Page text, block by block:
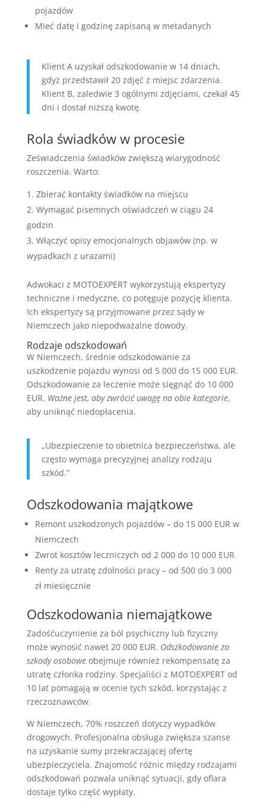
pojazdów
Mieć datę i godzinę zapisaną w metadanych
Klient A uzyskał odszkodowanie w 14 dniach,
gdyż przedstawił 20 zdjęć z miejsc zdarzenia.
Klient B, zaledwie 3 ogólnymi zdjęciami, czekał 45
dni i dostał niższą kwotę.
Rola świadków w procesie
Zeświadczenia świadków zwiększą wiarygodność
roszczenia. Warto:
Zbierać kontakty świadków na miejscu
Wymagać pisemnych oświadczeń w ciągu 24
godzin
Włączyć opisy emocjonalnych objawów (np. w
wypadkach z urazami)
Adwokaci z MOTOEXPERT wykorzystują ekspertyzy
techniczne i medyczne, co potęguje pozycję klienta.
Ich ekspertyzy są przyjmowane przez sądy w
Niemczech jako niepodważalne dowody.
Rodzaje odszkodowań
W Niemczech, średnie odszkodowanie za
uszkodzenie pojazdu wynosi od 5 000 do 15 000 EUR.
Odszkodowanie za leczenie może sięgnąć do 10 000
EUR. Ważne jest, aby zwrócić uwagę na obie kategorie,
aby uniknąć niedopłacenia.
„Ubezpieczenie to obietnica bezpieczeństwa, ale
często wymaga precyzyjnej analizy rodzaju
szkód.”
Odszkodowania majątkowe
Remont uszkodzonych pojazdów – do 15 000 EUR w
Niemczech
Zwrot kosztów leczniczych od 2 000 do 10 000 EUR
Renty za utratę zdolności pracy – od 500 do 3 000
zł miesięcznie
Odszkodowania niemajątkowe
Zadośćuczynienie za ból psychiczny lub fizyczny
może wynosić nawet 20 000 EUR. Odszkodowanie za
szkody osoboweobejmuje również rekompensatę za
utratę członka rodziny. Specjaliści z MOTOEXPERT od
10 lat pomagają w ocenie tych szkód, korzystając z
rzeczoznawców.
W Niemczech, 70% roszczeń dotyczy wypadków
drogowych. Profesjonalna obsługa zwiększa szanse
na uzyskanie sumy przekraczającej ofertę
ubezpieczyciela. Znajomość różnic między rodzajami
odszkodowań pozwala uniknąć sytuacji, gdy ofiara
dostaje tylko część wypłaty.